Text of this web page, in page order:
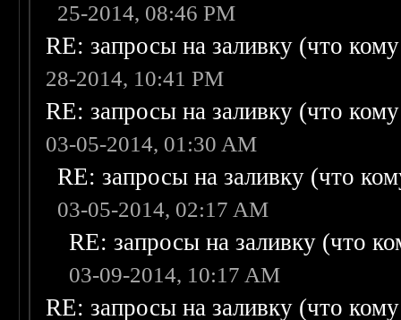
25-2014, 08:46 PM
RE: запросы на заливку (что
28-2014, 10:41 PM
RE: запросы на заливку (что
03-05-2014, 01:30 AM
RE: запросы на заливку (что
03-05-2014, 02:17 AM
RE: запросы на заливку (что
03-09-2014, 10:17 AM
RE: запросы на заливку (что